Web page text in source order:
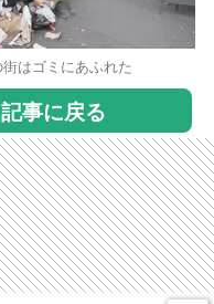
はゴミにあふれた
記事に戻る